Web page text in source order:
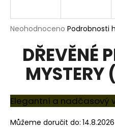
Průměrné
produktu
hvězdiček.
Neohodnoceno Podrobnosti
DŘEVĚNÉ
MYSTERY
Elegantní a nadčasový
Můžeme doručit do: 14.8.2026
j
HLEDAT